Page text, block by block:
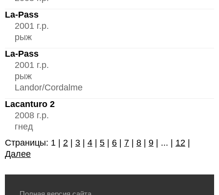
La-Pass
2001 г.р.
рыж
La-Pass
2001 г.р.
рыж
Landor/Cordalme
Lacanturo 2
2008 г.р.
гнед
Страницы: 1 | 2 3 4 5 6 7 8 9 | ... | 12
Далее